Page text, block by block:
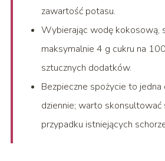
zawartość potasu.
Wybierając wodę kokosową,
maksymalnie 4 g cukru na
sztucznych dodatków.
Bezpieczne spożycie to
dziennie; warto skonsultować
przypadku istniejących